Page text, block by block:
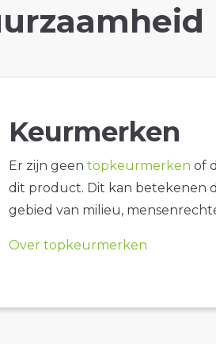
Keurmerken
Er zijn geen topkeurmerken of
dit product. Dit kan betekenen
gebied van milieu,
Over topkeurmerken